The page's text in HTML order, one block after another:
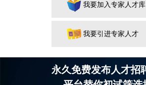
我要加入专家人才库
我要引进专家人才